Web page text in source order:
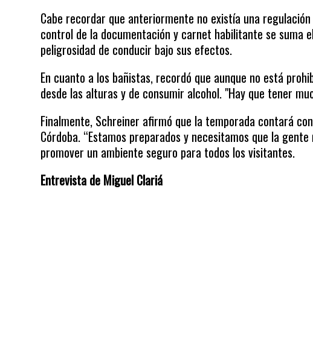
Cabe recordar que anteriormente no existía una
control de la documentación y carnet habilitante se suma
peligrosidad de conducir bajo sus efectos.
En cuanto a los bañistas, recordó que aunque no está
desde las alturas y de consumir alcohol. "Hay que tener
Finalmente, Schreiner afirmó que la temporada contará
Córdoba. “Estamos preparados y necesitamos que la
promover un ambiente seguro para todos los visitantes.
Entrevista de Miguel Clariá